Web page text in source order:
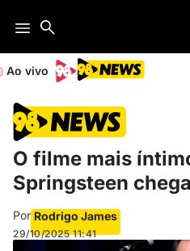
Ao vivo
O filme mais
Springsteen
Por Rodrigo James
29/10/2025 11:41